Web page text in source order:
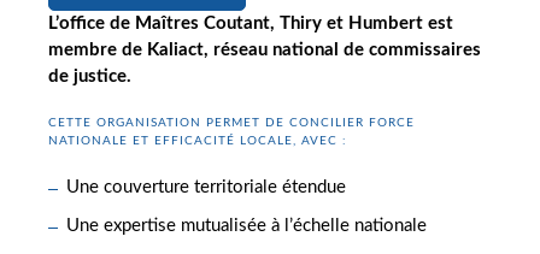
L’office de Maîtres Coutant, Thiry et Humbert est
membre de Kaliact, réseau national de commissaires
de justice.
CETTE ORGANISATION PERMET DE CONCILIER FORCE
NATIONALE ET EFFICACITÉ LOCALE, AVEC :
Une couverture territoriale étendue
Une expertise mutualisée à l’échelle nationale